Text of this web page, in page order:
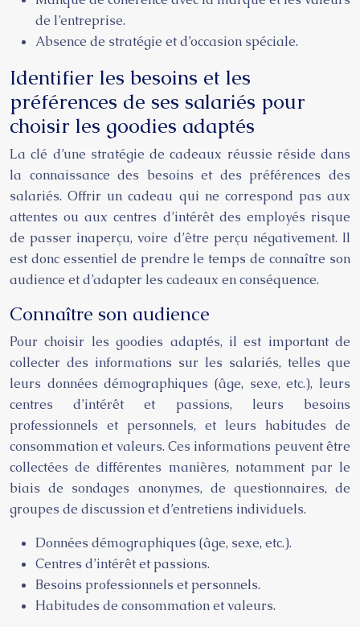
de l’entreprise.
Absence de stratégie et d’occasion spéciale.
Identifier les besoins et les
préférences de ses salariés pour
choisir les goodies adaptés
La clé d’une stratégie de cadeaux réussie réside dans
la connaissance des besoins et des préférences des
salariés. Offrir un cadeau qui ne correspond pas aux
attentes ou aux centres d’intérêt des employés risque
de passer inaperçu, voire d’être perçu négativement. Il
est donc essentiel de prendre le temps de connaître son
audience et d’adapter les cadeaux en conséquence.
Connaître son audience
Pour choisir les goodies adaptés, il est important de
collecter des informations sur les salariés, telles que
leurs données démographiques (âge, sexe, etc.), leurs
centres d’intérêt et passions, leurs besoins
professionnels et personnels, et leurs habitudes de
consommation et valeurs. Ces informations peuvent être
collectées de différentes manières, notamment par le
biais de sondages anonymes, de questionnaires, de
groupes de discussion et d’entretiens individuels.
Données démographiques (âge, sexe, etc.).
Centres d’intérêt et passions.
Besoins professionnels et personnels.
Habitudes de consommation et valeurs.